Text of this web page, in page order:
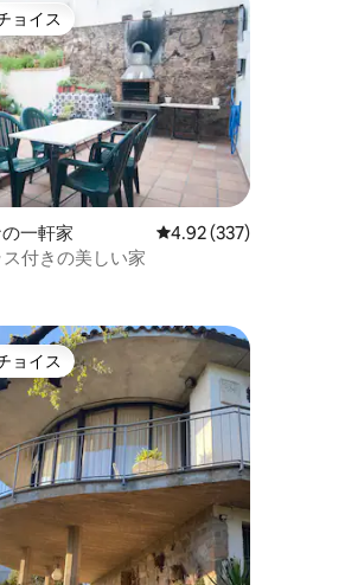
つ星の平均評価
ストチョイスです。
ョイス
一軒家 レビュー337件、5つ
4.92 (337)
付きの美しい家
ストチョイスです。
ョイス